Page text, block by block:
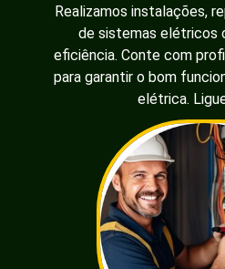
Realizamos instalações,
de sistemas elétricos
eficiência. Conte com
para garantir o bom
elétrica.